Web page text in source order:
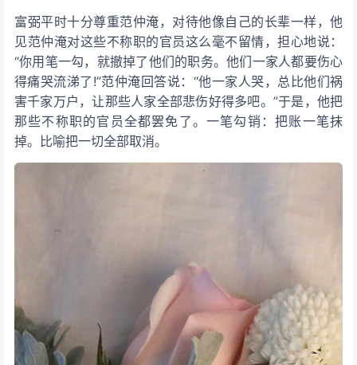
富弼平时十分尊重范仲淹，对待他像自己的长辈一样，他
见范仲淹对这些不称职的官员这么毫不留情，担心地说：
“你用笔一勾，就撤掉了他们的职务。他们一家人都要伤心
得痛哭流涕了!”范仲淹回答说：“他一家人哭，总比他们祸
害千家万户，让那些人家全部悲伤好得多吧。”于是，他把
那些不称职的官员全都罢免了。一笔勾销：把账一笔抹
掉。比喻把一切全部取消。